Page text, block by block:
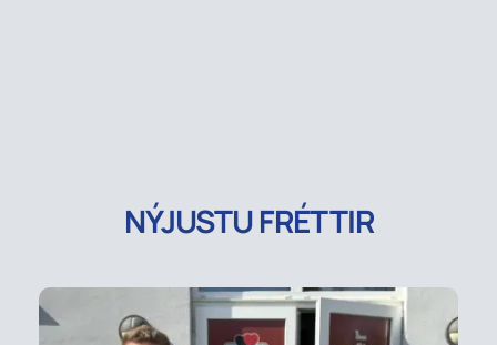
NÝJUSTU FRÉTTIR